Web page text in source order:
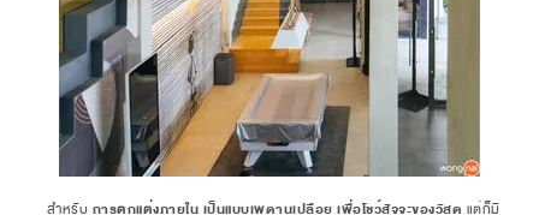
สำหรับ การตกแต่งภายใน เป็นแบบเพดานเปลือย เพื่อโชว์สัจจะของวัสดุ แต่ก็มี